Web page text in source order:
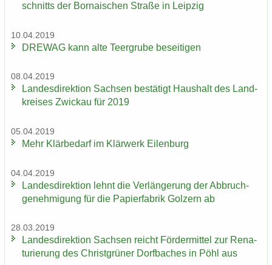
schnitts der Bor­na­i­schen Stra­ße in Leip­zig
10.04.2019
DRE­WAG kann alte Teergru­be be­sei­ti­gen
08.04.2019
Lan­des­di­rek­ti­on Sach­sen be­stä­tigt Haus­halt des Land­
krei­ses Zwi­ckau für 2019
05.04.2019
Mehr Klär­be­darf im Klär­werk Ei­len­burg
04.04.2019
Lan­des­di­rek­ti­on lehnt die Ver­län­ge­rung der Ab­bruch­
ge­neh­mi­gung für die Pa­pier­fa­brik Golz­ern ab
28.03.2019
Lan­des­di­rek­ti­on Sach­sen reicht För­der­mit­tel zur Re­na­
tu­rie­rung des Christ­grü­ner Dorf­ba­ches in Pöhl aus